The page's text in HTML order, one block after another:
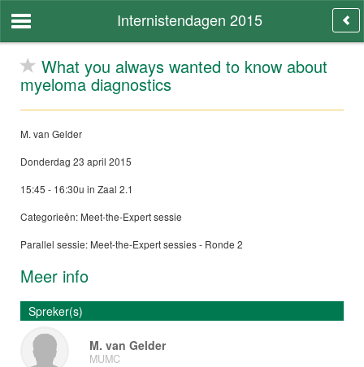
Internistendagen 2015
What you always wanted to know about
myeloma diagnostics
M. van Gelder
Donderdag 23 april 2015
15:45 - 16:30u in Zaal 2.1
Categorieën: Meet-the-Expert sessie
Parallel sessie: Meet-the-Expert sessies - Ronde 2
Meer info
Spreker(s)
M. van Gelder
MUMC